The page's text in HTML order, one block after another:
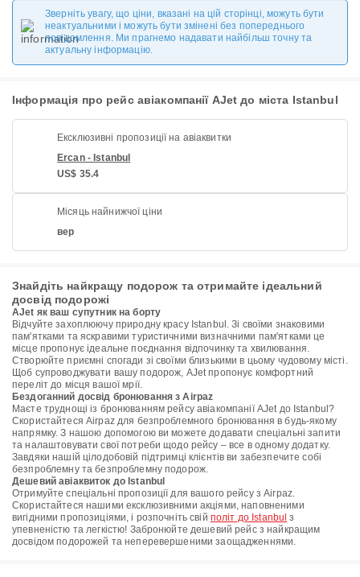
Зверніть увагу, що ціни, вказані на цій сторінці, можуть бути
неактуальними і можуть бути змінені без попереднього
повідомлення. Ми прагнемо надавати найбільш точну та
актуальну інформацію.
Інформація про рейс авіакомпанії AJet до міста Istanbul
Ексклюзивні пропозиції на авіаквитки
Ercan - Istanbul
US$ 35.4
Місяць найнижчої ціни
вер
Знайдіть найкращу подорож та отримайте ідеальний
досвід подорожі
AJet як ваш супутник на борту
Відчуйте захоплюючу природну красу Istanbul. Зі своїми знаковими
пам'ятками та яскравими туристичними визначними пам'ятками це
місце пропонує ідеальне поєднання відпочинку та хвилювання.
Створюйте приємні спогади зі своїми близькими в цьому чудовому місті.
Щоб супроводжувати вашу подорож, AJet пропонує комфортний
переліт до місця вашої мрії.
Бездоганний досвід бронювання з Airpaz
Маєте труднощі із бронюванням рейсу авіакомпанії AJet до Istanbul?
Скористайтеся Airpaz для безпроблемного бронювання в будь-якому
напрямку. З нашою допомогою ви можете додавати спеціальні запити
та налаштовувати свої потреби щодо рейсу – все в одному додатку.
Завдяки нашій цілодобовій підтримці клієнтів ви забезпечите собі
безпроблемну та безпроблемну подорож.
Дешевий авіаквиток до Istanbul
Отримуйте спеціальні пропозиції для вашого рейсу з Airpaz.
Скористайтеся нашими ексклюзивними акціями, наповненими
вигідними пропозиціями, і розпочніть свій політ до Istanbul з
упевненістю та легкістю! Забронюйте дешевий рейс з найкращим
досвідом подорожей та неперевершеними заощадженнями.